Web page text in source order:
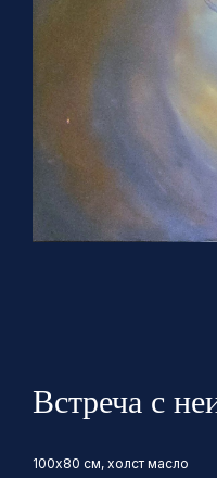
Встреча с
100х80 см, холст масло